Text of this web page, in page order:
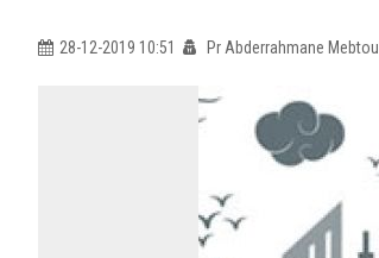
28-12-2019 10:51 Pr Abderrahmane Mebtoul